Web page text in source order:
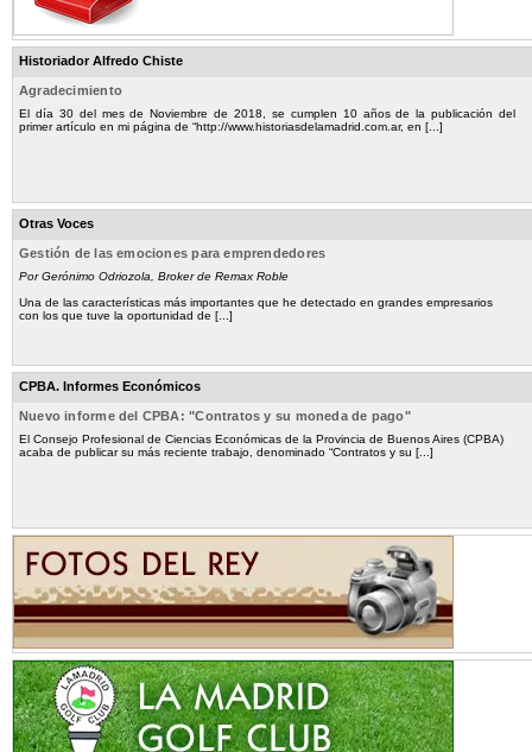
Historiador Alfredo Chiste
Agradecimiento
El día 30 del mes de Noviembre de 2018, se cumplen 10 años de la publicación del
primer artículo en mi página de “http://www.historiasdelamadrid.com.ar, en [...]
Otras Voces
Gestión de las emociones para emprendedores
Por Gerónimo Odriozola, Broker de Remax Roble
Una de las características más importantes que he detectado en grandes empresarios
con los que tuve la oportunidad de [...]
CPBA. Informes Económicos
Nuevo informe del CPBA: "Contratos y su moneda de pago"
El Consejo Profesional de Ciencias Económicas de la Provincia de Buenos Aires (CPBA)
acaba de publicar su más reciente trabajo, denominado “Contratos y su [...]